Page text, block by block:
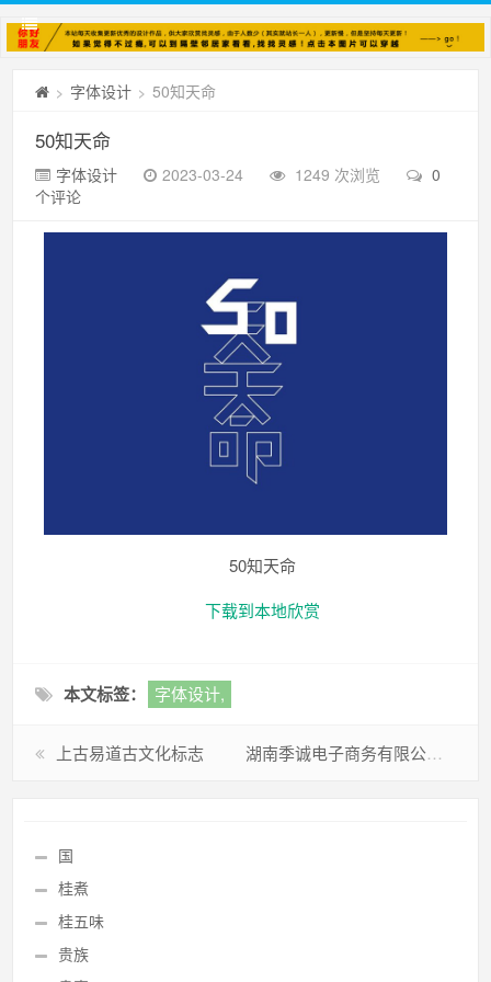
> 字体设计 > 50知天命
50知天命
字体设计 2023-03-24 1249 次浏览
0
个评论
50知天命
下载到本地欣赏
本文标签： 字体设计,
上古易道古文化标志 湖南季诚电子商务有限公司标志
国
桂煮
桂五味
贵族